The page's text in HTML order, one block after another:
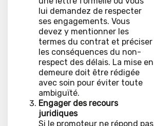
lui demandez de respecter
ses engagements. Vous
devez y mentionner les
termes du contrat et préciser
les conséquences du non-
respect des délais. La mise en
demeure doit être rédigée
avec soin pour éviter toute
ambiguïté.
Engager des recours
juridiques
Si le promoteur ne répond pas